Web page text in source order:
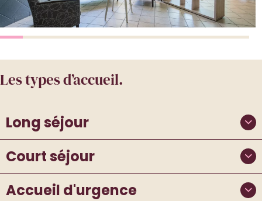
Les types d’accueil.
Long séjour
Court séjour
Accueil d'urgence